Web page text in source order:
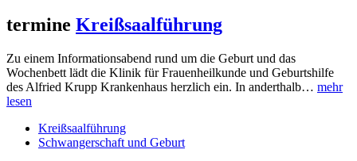
termine Kreißsaalführung
Zu einem Informationsabend rund um die Geburt und das
Wochenbett lädt die Klinik für Frauenheilkunde und Geburtshilfe
des Alfried Krupp Krankenhaus herzlich ein. In anderthalb… mehr
lesen
Kreißsaalführung
Schwangerschaft und Geburt